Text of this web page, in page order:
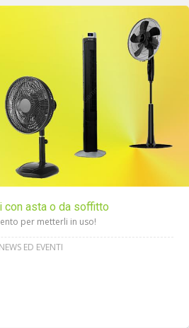
con asta o da soffitto
per metterli in uso!
NEWS ED EVENTI